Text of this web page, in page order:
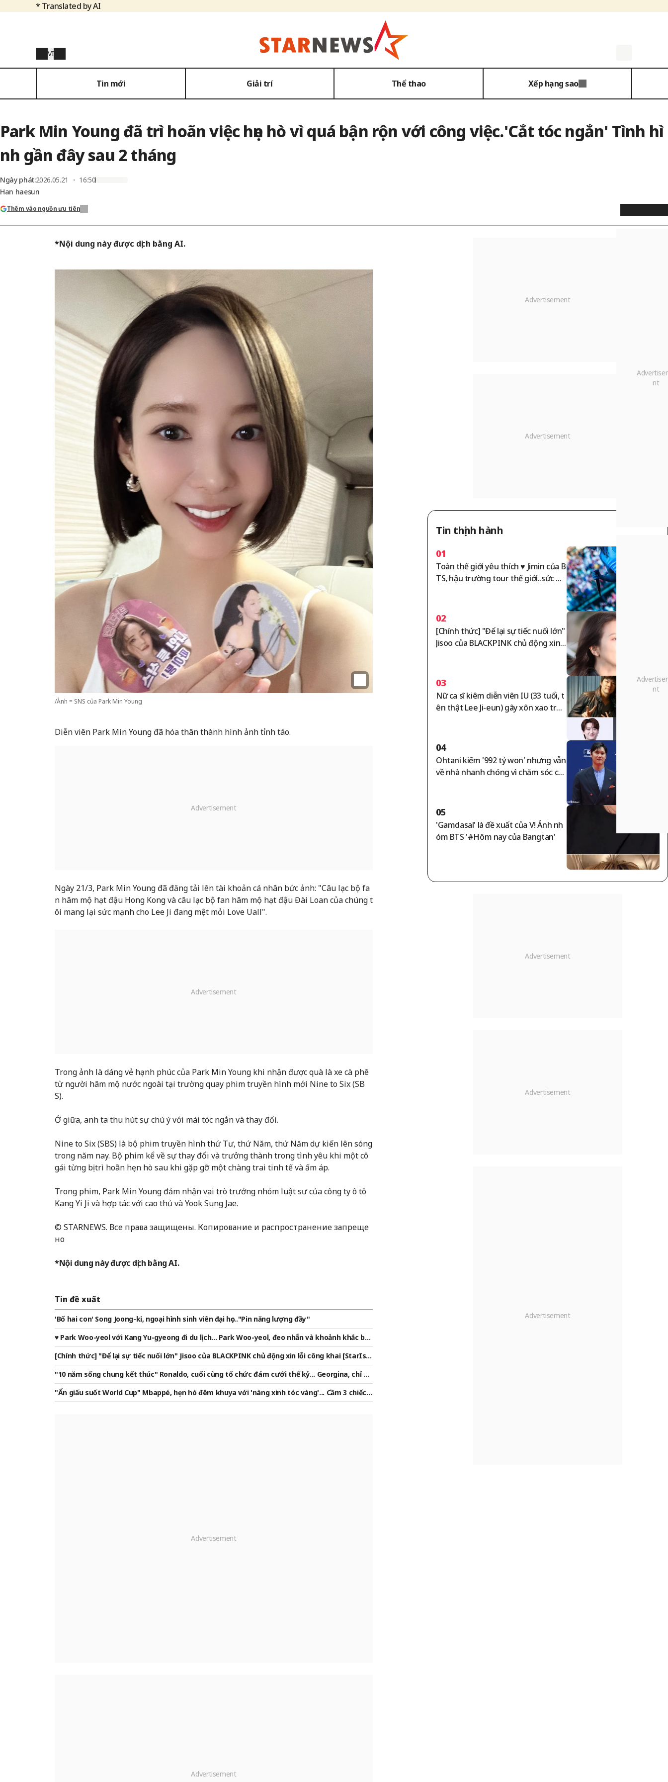
* Translated by AI
VI
Tin mới Giải trí Thể thao Xếp hạng sao
Park Min Young đã trì hoãn việc hẹn hò vì quá bận rộn với công việc.'Cắt tóc ngắn' Tình hì
nh gần đây sau 2 tháng
Ngày phát:2026.05.21 ・ 16:50
Han haesun
Thêm vào nguồn ưu tiên
*Nội dung này được dịch bằng AI.
/Ảnh = SNS của Park Min Young
Diễn viên Park Min Young đã hóa thân thành hình ảnh tỉnh táo.
Ngày 21/3, Park Min Young đã đăng tải lên tài khoản cá nhân bức ảnh: "Câu lạc bộ fa
n hâm mộ hạt đậu Hong Kong và câu lạc bộ fan hâm mộ hạt đậu Đài Loan của chúng t
ôi mang lại sức mạnh cho Lee Ji đang mệt mỏi Love Uall".
Trong ảnh là dáng vẻ hạnh phúc của Park Min Young khi nhận được quà là xe cà phê
từ người hâm mộ nước ngoài tại trường quay phim truyền hình mới Nine to Six (SB
S).
Ở giữa, anh ta thu hút sự chú ý với mái tóc ngắn và thay đổi.
Nine to Six (SBS) là bộ phim truyền hình thứ Tư, thứ Năm, thứ Năm dự kiến lên sóng
trong năm nay. Bộ phim kể về sự thay đổi và trưởng thành trong tình yêu khi một cô
gái từng bị trì hoãn hẹn hò sau khi gặp gỡ một chàng trai tinh tế và ấm áp.
Trong phim, Park Min Young đảm nhận vai trò trưởng nhóm luật sư của công ty ô tô
Kang Yi Ji và hợp tác với cao thủ và Yook Sung Jae.
© STARNEWS. Все права защищены. Копирование и распространение запреще
но
*Nội dung này được dịch bằng AI.
Tin đề xuất
'Bố hai con' Song Joong-ki, ngoại hình sinh viên đại học.."Pin năng lượng đầy"
♥ Park Woo-yeol với Kang Yu-gyeong đi du lịch... Park Woo-yeol, đeo nhẫn và khoảnh khắc bạ
n trai nướng thịt
[Chính thức] "Để lại sự tiếc nuối lớn" Jisoo của BLACKPINK chủ động xin lỗi công khai [StarIss
ue]
"10 năm sống chung kết thúc" Ronaldo, cuối cùng tổ chức đám cưới thế kỷ... Georgina, chỉ ch
iếc nhẫn trị giá 57 tỷ won "từ nhân viên bán hàng Gucci trở thành phu nhân trị giá 1 nghìn tỷ
won"
"Ẩn giấu suốt World Cup" Mbappé, hẹn hò đêm khuya với 'nàng xinh tóc vàng'... Cầm 3 chiếc v
áy một mảnh ngoài phòng thử đồ 'như bạn trai bình thường'
Tin thịnh hành
01
Toàn thế giới yêu thích ♥ Jimin của B
TS, hậu trường tour thế giới..sức hấ
02
[Chính thức] "Để lại sự tiếc nuối lớn"
Jisoo của BLACKPINK chủ động xin l
03
Nữ ca sĩ kiêm diễn viên IU (33 tuổi, t
ên thật Lee Ji-eun) gây xôn xao trên
ễn viên: bạn trai cũ Lee Jong-suk, Ja
ng Ki-ha, và bạn trai hiện tại Byeon
Woo-seok...'Sức hút quỷ quái' của I
U [Vấn đề sao]
04
Ohtani kiếm '992 tỷ won' nhưng vẫn
về nhà nhanh chóng vì chăm sóc co
won cho gia đình → hãy xem sự tiết
kiệm
05
'Gamdasal' là đề xuất của V! Ảnh nh
óm BTS '#Hôm nay của Bangtan'